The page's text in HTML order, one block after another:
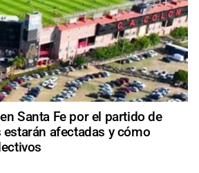
Santa Fe por el partido de
estarán afectadas y cómo